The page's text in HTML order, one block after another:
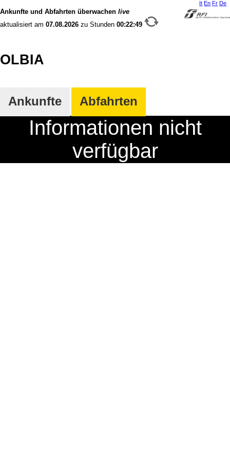
It En Fr De
Ankunfte und Abfahrten überwachen live
aktualisiert am 07.08.2026 zu Stunden 00:22:49
OLBIA
Ankunfte Abfahrten
Informationen nicht
verfügbar